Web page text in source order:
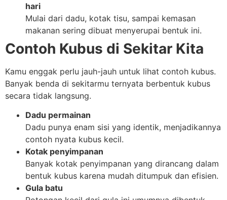
hari
Mulai dari dadu, kotak tisu, sampai kemasan
makanan sering dibuat menyerupai bentuk ini.
Contoh Kubus di Sekitar Kita
Kamu enggak perlu jauh-jauh untuk lihat contoh kubus.
Banyak benda di sekitarmu ternyata berbentuk kubus
secara tidak langsung.
Dadu permainan
Dadu punya enam sisi yang identik, menjadikannya
contoh nyata kubus kecil.
Kotak penyimpanan
Banyak kotak penyimpanan yang dirancang dalam
bentuk kubus karena mudah ditumpuk dan efisien.
Gula batu